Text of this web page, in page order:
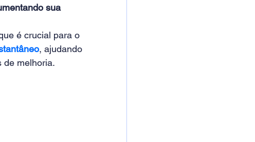
sua
é crucial para o
, ajudando
de melhoria.